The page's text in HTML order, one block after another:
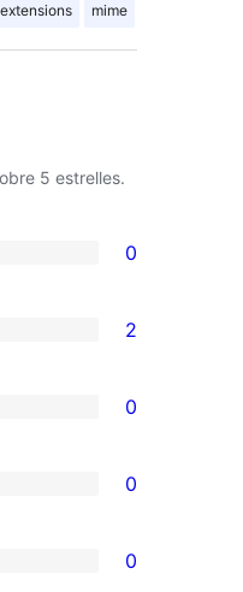
extensions mime
5 estrelles.
0
2
0
0
0